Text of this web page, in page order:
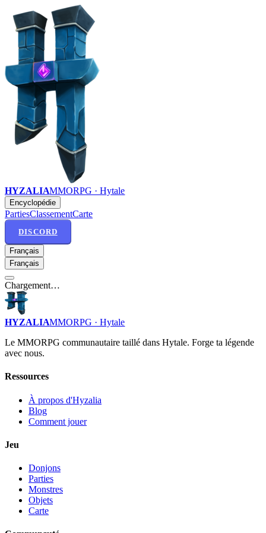
HYZALIAMMORPG · Hytale
Encyclopédie
PartiesClassementCarte
DISCORD
Français
Français
Chargement…
HYZALIAMMORPG · Hytale
Le MMORPG communautaire taillé dans Hytale. Forge ta légende
avec nous.
Ressources
À propos d'Hyzalia
Blog
Comment jouer
Jeu
Donjons
Parties
Monstres
Objets
Carte